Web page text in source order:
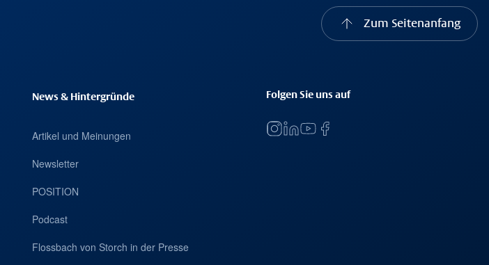
Zum Seitenanfang
News & Hintergründe
Artikel und Meinungen
Newsletter
POSITION
Podcast
Flossbach von Storch in der Presse
Folgen Sie uns auf